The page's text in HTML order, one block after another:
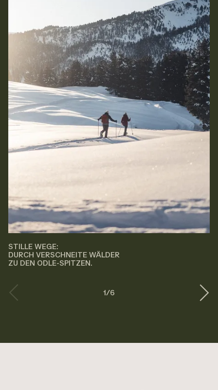
STILLE WEGE:
DURCH VERSCHNEITE WÄLDER
ZU DEN ODLE-SPITZEN.
1/6